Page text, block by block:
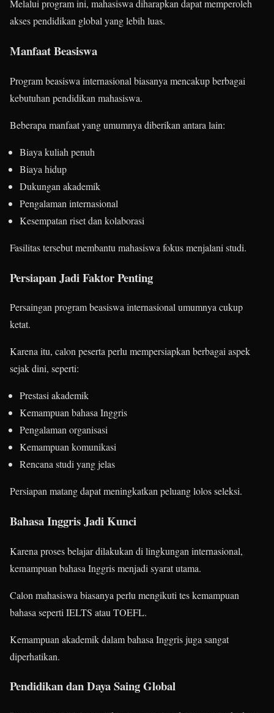
Melalui program ini, mahasiswa diharapkan dapat memperoleh
akses pendidikan global yang lebih luas.
Manfaat Beasiswa
Program beasiswa internasional biasanya mencakup berbagai
kebutuhan pendidikan mahasiswa.
Beberapa manfaat yang umumnya diberikan antara lain:
Biaya kuliah penuh
Biaya hidup
Dukungan akademik
Pengalaman internasional
Kesempatan riset dan kolaborasi
Fasilitas tersebut membantu mahasiswa fokus menjalani studi.
Persiapan Jadi Faktor Penting
Persaingan program beasiswa internasional umumnya cukup
ketat.
Karena itu, calon peserta perlu mempersiapkan berbagai aspek
sejak dini, seperti:
Prestasi akademik
Kemampuan bahasa Inggris
Pengalaman organisasi
Kemampuan komunikasi
Rencana studi yang jelas
Persiapan matang dapat meningkatkan peluang lolos seleksi.
Bahasa Inggris Jadi Kunci
Karena proses belajar dilakukan di lingkungan internasional,
kemampuan bahasa Inggris menjadi syarat utama.
Calon mahasiswa biasanya perlu mengikuti tes kemampuan
bahasa seperti IELTS atau TOEFL.
Kemampuan akademik dalam bahasa Inggris juga sangat
diperhatikan.
Pendidikan dan Daya Saing Global